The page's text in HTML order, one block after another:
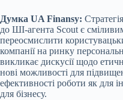
Думка UA Finansy:
до ШІ-агента Scout є
переосмислити
компанії на ринку
викликає дискусії щодо
нові можливості для
ефективності роботи як для
для бізнесу.